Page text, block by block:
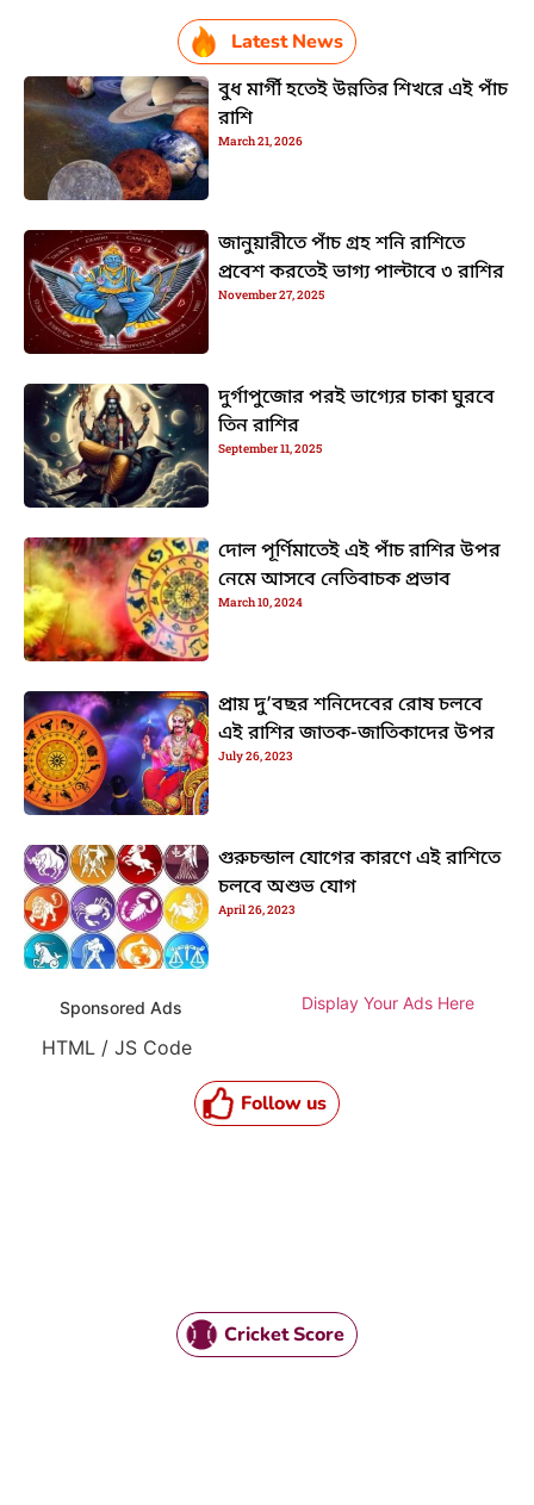
Latest News
বুধ মার্গী হতেই উন্নতির শিখরে এই পাঁচ
রাশি
March 21, 2026
জানুয়ারীতে পাঁচ গ্রহ শনি রাশিতে
প্রবেশ করতেই ভাগ্য পাল্টাবে ৩ রাশির
November 27, 2025
দুর্গাপুজোর পরই ভাগ্যের চাকা ঘুরবে
তিন রাশির
September 11, 2025
দোল পূর্ণিমাতেই এই পাঁচ রাশির উপর
নেমে আসবে নেতিবাচক প্রভাব
March 10, 2024
প্রায় দু’বছর শনিদেবের রোষ চলবে
এই রাশির জাতক-জাতিকাদের উপর
July 26, 2023
গুরুচন্ডাল যোগের কারণে এই রাশিতে
চলবে অশুভ যোগ
April 26, 2023
Sponsored Ads Display Your Ads Here
HTML / JS Code
Follow us
Cricket Score